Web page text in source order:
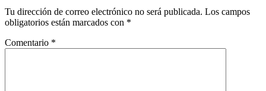
Tu dirección de correo electrónico no será publicada. Los campos
obligatorios están marcados con *
Comentario *